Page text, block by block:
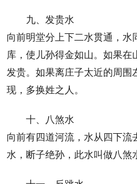
九、发贵水
向前明堂分上下二水贯通，水
库，使儿孙得金如山。如果
发贵。如果离庄子太近的周围
现，多换姓之人。
十、八煞水
向前有四道河流，水从四下流
水，断子绝孙，此水叫做八煞